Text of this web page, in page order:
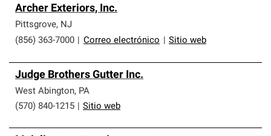
Archer Exteriors, Inc.
Pittsgrove, NJ
(856) 363-7000
Correo electrónico Sitio web
Judge Brothers Gutter Inc.
West Abington, PA
(570) 840-1215
Sitio web